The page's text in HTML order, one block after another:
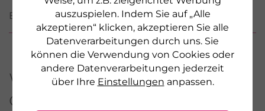
auszuspielen. Indem Sie auf „Alle
akzeptieren“ klicken, akzeptieren Sie alle
Datenverarbeitungen durch uns. Sie
können die Verwendung von Cookies oder
andere Datenverarbeitungen jederzeit
über Ihre Einstellungen anpassen.
BEWERTUNGEN
Weitere Produkte aus
dieser Serie